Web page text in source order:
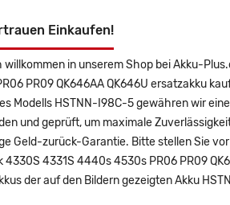
Einkaufen!
willkommen in unserem Shop bei Akku-
PR09 QK646AA QK646U ersatzakku
Modells HSTNN-I98C-5 gewähren wir
und geprüft, um maximale
Geld-zurück-Garantie. Bitte stellen Sie
4330S 4331S 4440s 4530s PR06 PR09
der auf den Bildern gezeigten Akku